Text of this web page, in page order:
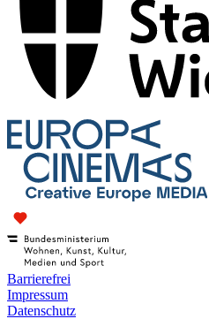
Barrierefrei
Impressum
Datenschutz